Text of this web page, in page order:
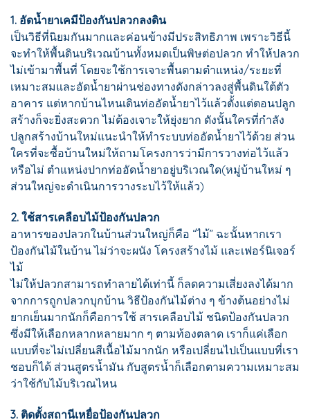
1. อัดน้ำยาเคมีป้องกันปลวกลงดิน
เป็นวิธีที่นิยมกันมากและค่อนข้างมีประสิทธิภาพ เพราะวิธีนี้
จะทำให้พื้นดินบริเวณบ้านทั้งหมดเป็นพิษต่อปลวก ทำให้ปลวก
ไม่เข้ามาพื้นที่ โดยจะใช้การเจาะพื้นตามตำแหน่ง/ระยะที่
เหมาะสมและอัดน้ำยาผ่านช่องทางดังกล่าวลงสู่พื้นดินใต้ตัว
อาคาร แต่หากบ้านไหนเดินท่ออัดน้ำยาไว้แล้วตั้งแต่ตอนปลูก
สร้างก็จะยิ่งสะดวก ไม่ต้องเจาะให้ยุ่งยาก ดังนั้นใครที่กำลัง
ปลูกสร้างบ้านใหม่แนะนำให้ทำระบบท่ออัดน้ำยาไว้ด้วย ส่วน
ใครที่จะซื้อบ้านใหม่ให้ถามโครงการว่ามีการวางท่อไว้แล้ว
หรือไม่ ตำแหน่งปากท่ออัดน้ำยาอยู่บริเวณใด(หมู่บ้านใหม่ ๆ
ส่วนใหญ่จะดำเนินการวางระบไว้ให้แล้ว)
2. ใช้สารเคลือบไม้ป้องกันปลวก
อาหารของปลวกในบ้านส่วนใหญ่ก็คือ “ไม้” ฉะนั้นหากเรา
ป้องกันไม้ในบ้าน ไม่ว่าจะผนัง โครงสร้างไม้ และเฟอร์นิเจอร์
ไม้
ไม่ให้ปลวกสามารถทำลายได้เท่านี้ ก็ลดความเสี่ยงลงได้มาก
จากการถูกปลวกบุกบ้าน วิธีป้องกันไม้ต่าง ๆ ข้างต้นอย่างไม่
ยากเย็นมากนักก็คือการใช้ สารเคลือบไม้ ชนิดป้องกันปลวก
ซึ่งมีให้เลือกหลากหลายมาก ๆ ตามท้องตลาด เราก็แค่เลือก
แบบที่จะไม่เปลี่ยนสีเนื้อไม้มากนัก หรือเปลี่ยนไปเป็นแบบที่เรา
ชอบก็ได้ ส่วนสูตรน้ำมัน กับสูตรน้ำก็เลือกตามความเหมาะสม
ว่าใช้กับไม้บริเวณไหน
3. ติดตั้งสถานีเหยื่อป้องกันปลวก